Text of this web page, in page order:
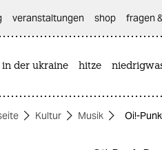
veranstaltungen shop fragen
der ukraine hitze
Kultur Musik Oi!-